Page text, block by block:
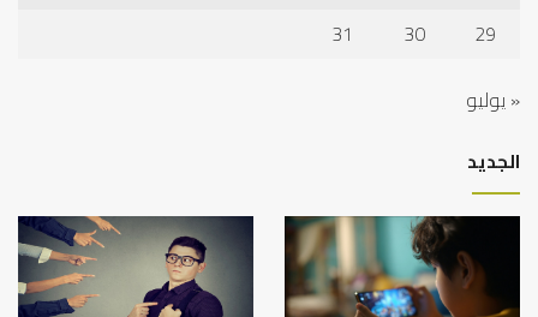
29
30
31
« يوليو
الجديد